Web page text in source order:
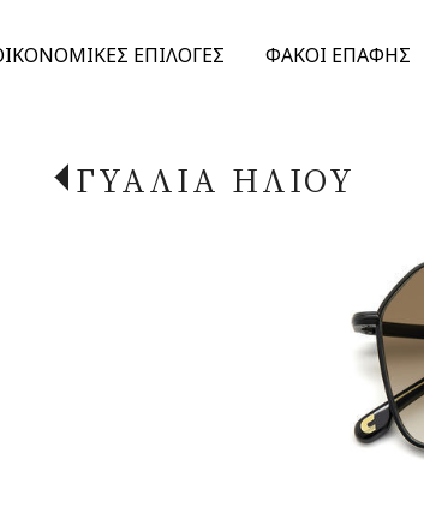
ΕΠΙΛΟΓΕΣ ΦΑΚΟΙ ΕΠΑΦΗΣ
ΓΥΑΛΙΑ ΗΛΙΟΥ